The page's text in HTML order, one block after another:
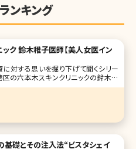
ンキング
ク 鈴木稚子医師【美人女医イン
対する思いを掘り下げて聞くシリー
区の六本木スキンクリニックの鈴木稚
皮膚科、美容皮膚科として東京・用賀
、ひどくなったニキビ治療を得意と
薬剤も使用しているとのこと。 医師を
す
基礎とその注入法“ビスタシェイ